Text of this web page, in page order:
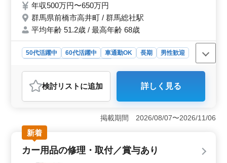
質、安全、工程・原価) ・各種書類作成(確
認書類、竣工書類等) ・施工図作成 ・見
積書作成/積算業務(数量の拾い出し、内訳書
手配、協力会社との打ち合わせ ・その他土
木工事に関する付随業務を行います。
年収500万円〜650万円
群馬県前橋市高井町 / 群馬総社駅
平均年齢 51.2歳 / 最高年齢 68歳
50代活躍中 60代活躍中 車通勤OK 長期
男性歓迎
おすすめポイント
＜土木施工管理業務＞ 群馬県前橋市高井町での公共土
木工事の土木施工管理業務に中高年の方を歓迎していま
理業務全般を行います。測量、墨出し、丁張り設置、施
工管理（品質、安全、工程・原価）、各種書類作成、施
工図作成、見積書作成などが含まれます。 ＜雇用条
件と給与＞ 雇用形態は正社員または契約社員で、群馬
検討リスト に追加 詳しく見る
掲載期間 2026/08/07〜2026/11/06
新着
カー用品の修理・取付／賞与あり